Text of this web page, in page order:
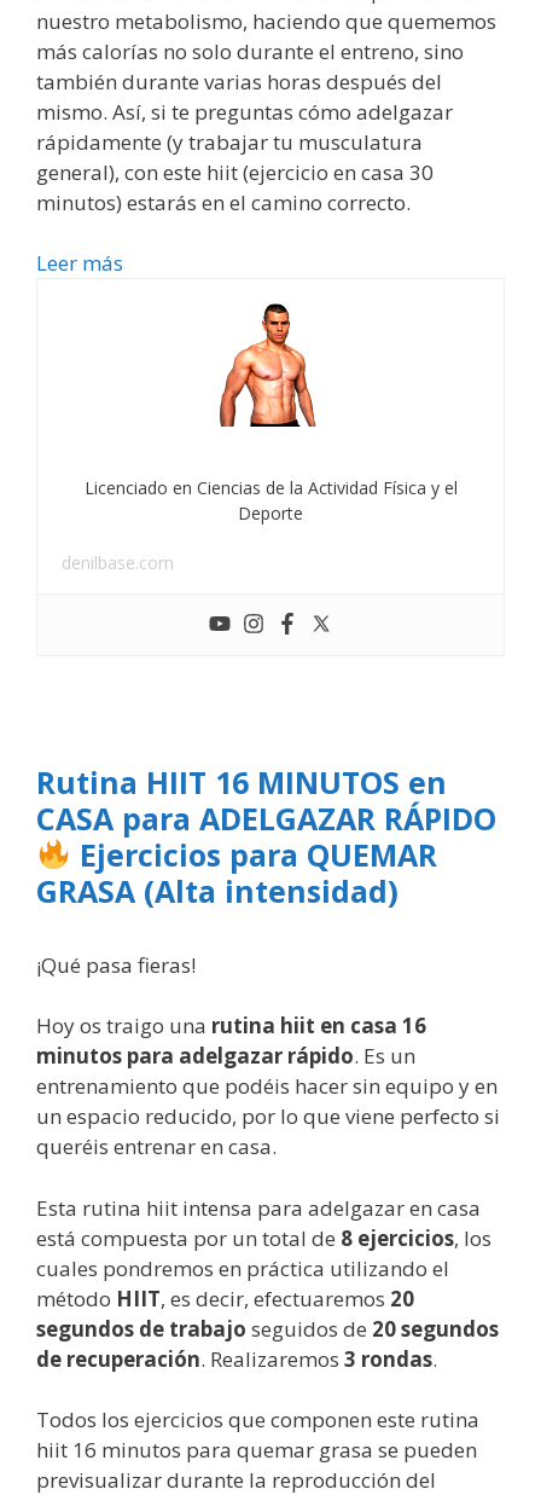
nuestro metabolismo, haciendo que quememos
más calorías no solo durante el entreno, sino
también durante varias horas después del
mismo. Así, si te preguntas cómo adelgazar
rápidamente (y trabajar tu musculatura
general), con este hiit (ejercicio en casa 30
minutos) estarás en el camino correcto.
Leer más
Licenciado en Ciencias de la Actividad Física y el
Deporte
denilbase.com
Rutina HIIT 16 MINUTOS en
CASA para ADELGAZAR RÁPIDO
Ejercicios para QUEMAR
GRASA (Alta intensidad)
¡Qué pasa fieras!
Hoy os traigo una rutina hiit en casa 16
minutos para adelgazar rápido. Es un
entrenamiento que podéis hacer sin equipo y en
un espacio reducido, por lo que viene perfecto si
queréis entrenar en casa.
Esta rutina hiit intensa para adelgazar en casa
está compuesta por un total de 8 ejercicios, los
cuales pondremos en práctica utilizando el
método HIIT, es decir, efectuaremos 20
segundos de trabajo seguidos de 20 segundos
de recuperación. Realizaremos 3 rondas.
Todos los ejercicios que componen este rutina
hiit 16 minutos para quemar grasa se pueden
previsualizar durante la reproducción del